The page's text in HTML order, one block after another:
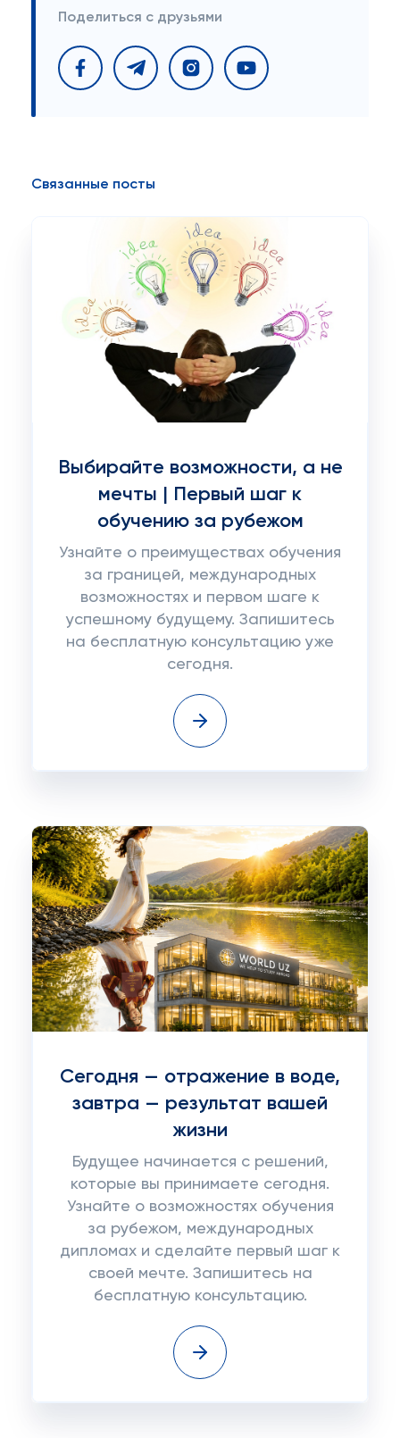
Поделиться с друзьями
Связанные посты
Выбирайте возможности, а не
мечты | Первый шаг к
обучению за рубежом
Узнайте о преимуществах обучения
за границей, международных
возможностях и первом шаге к
успешному будущему. Запишитесь
на бесплатную консультацию уже
сегодня.
Сегодня — отражение в воде,
завтра — результат вашей
жизни
Будущее начинается с решений,
которые вы принимаете сегодня.
Узнайте о возможностях обучения
за рубежом, международных
дипломах и сделайте первый шаг к
своей мечте. Запишитесь на
бесплатную консультацию.